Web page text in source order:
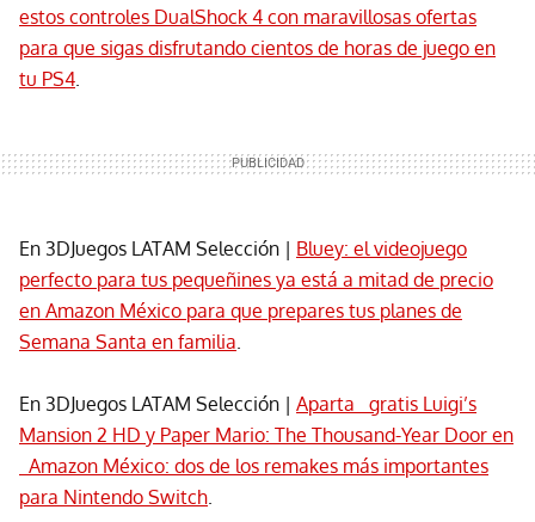
estos controles DualShock 4 con maravillosas ofertas
para que sigas disfrutando cientos de horas de juego en
tu PS4.
En 3DJuegos LATAM Selección | Bluey: el videojuego
perfecto para tus pequeñines ya está a mitad de precio
en Amazon México para que prepares tus planes de
Semana Santa en familia.
En 3DJuegos LATAM Selección | Aparta gratis Luigi’s
Mansion 2 HD y Paper Mario: The Thousand-Year Door en
Amazon México: dos de los remakes más importantes
para Nintendo Switch.